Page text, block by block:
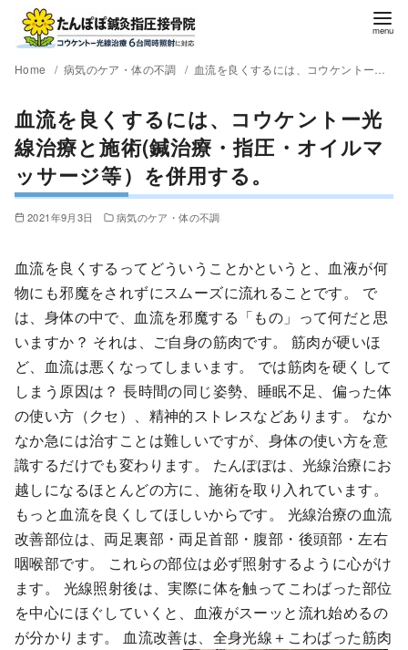
Home 病気のケア・体の不調 血流を良くするには、コウケントー光線治療と施術(鍼治療・指圧・オイルマッサージ等）を併用する。
血流を良くするには、コウケントー光
線治療と施術(鍼治療・指圧・オイルマ
ッサージ等）を併用する。
2021年9月3日 病気のケア・体の不調
血流を良くするってどういうことかというと、血液が何
物にも邪魔をされずにスムーズに流れることです。 で
は、身体の中で、血流を邪魔する「もの」って何だと思
いますか？ それは、ご自身の筋肉です。 筋肉が硬いほ
ど、血流は悪くなってしまいます。 では筋肉を硬くして
しまう原因は？ 長時間の同じ姿勢、睡眠不足、偏った体
の使い方（クセ）、精神的ストレスなどあります。 なか
なか急には治すことは難しいですが、身体の使い方を意
識するだけでも変わります。 たんぽぽは、光線治療にお
越しになるほとんどの方に、施術を取り入れています。
もっと血流を良くしてほしいからです。 光線治療の血流
改善部位は、両足裏部・両足首部・腹部・後頭部・左右
咽喉部です。 これらの部位は必ず照射するように心がけ
ます。 光線照射後は、実際に体を触ってこわばった部位
を中心にほぐしていくと、血液がスーッと流れ始めるの
が分かります。 血流改善は、全身光線＋こわばった筋肉